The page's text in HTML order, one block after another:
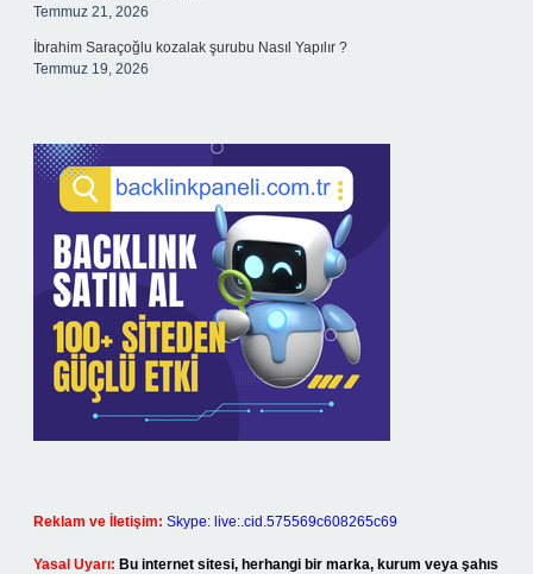
Temmuz 21, 2026
İbrahim Saraçoğlu kozalak şurubu Nasıl Yapılır ?
Temmuz 19, 2026
Reklam ve İletişim: Skype: live:.cid.575569c608265c69
Yasal Uyarı: Bu internet sitesi, herhangi bir marka, kurum veya şahıs